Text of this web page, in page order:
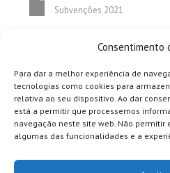
Consentimento
Para dar a melhor experiência de
tecnologias como cookies para
relativa ao seu dispositivo. Ao dar
está a permitir que processemos
navegação neste site web. Não
algumas das funcionalidades e a
Subvenções 2021